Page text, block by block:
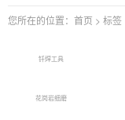
您所在的位置： 首页 > 标签
钎焊工具
花岗岩细磨